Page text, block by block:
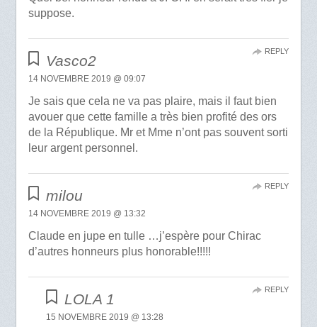
suppose.
Vasco2
14 NOVEMBRE 2019 @ 09:07
Je sais que cela ne va pas plaire, mais il faut bien
avouer que cette famille a très bien profité des ors
de la République. Mr et Mme n’ont pas souvent sorti
leur argent personnel.
REPLY
milou
14 NOVEMBRE 2019 @ 13:32
Claude en jupe en tulle …j’espère pour Chirac
d’autres honneurs plus honorable!!!!!
REPLY
LOLA 1
15 NOVEMBRE 2019 @ 13:28
REPLY